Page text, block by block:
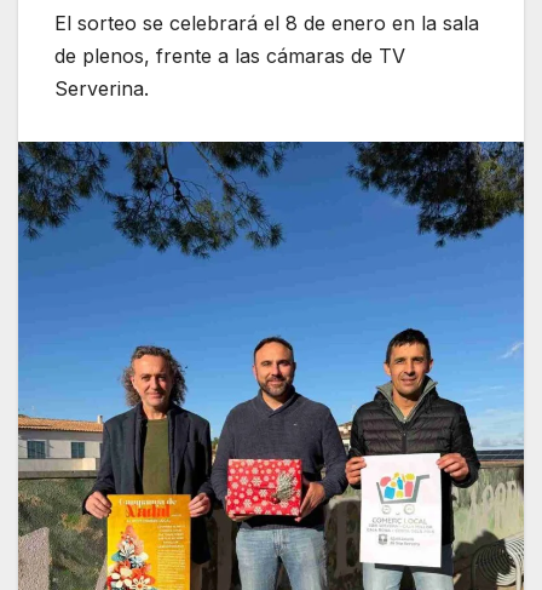
El sorteo se celebrará el 8 de enero en la sala
de plenos, frente a las cámaras de TV
Serverina.